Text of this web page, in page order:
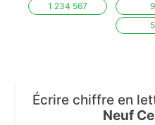
1 234 567
Écrire chiffre en
Neuf